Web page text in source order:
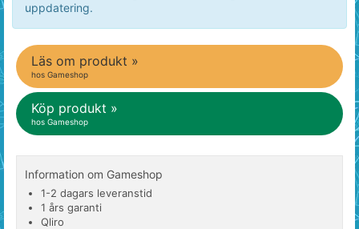
uppdatering.
Läs om produkt »
hos Gameshop
Köp produkt »
hos Gameshop
Information om Gameshop
1-2 dagars leveranstid
1 års garanti
Qliro